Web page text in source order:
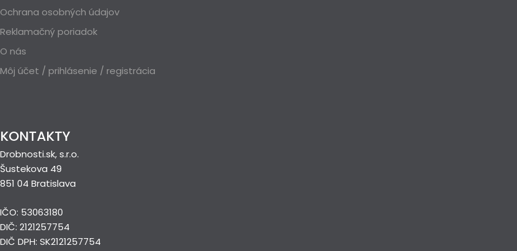
Ochrana osobných údajov
Reklamačný poriadok
O nás
Môj účet / prihlásenie / registrácia
KONTAKTY
Drobnosti.sk, s.r.o.
Šustekova 49
851 04 Bratislava
IČO: 53063180
DIČ: 2121257754
DIČ DPH: SK2121257754